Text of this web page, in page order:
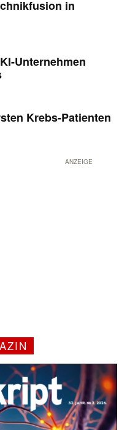
in
Unternehmen
Krebs-Patienten
ANZEIGE